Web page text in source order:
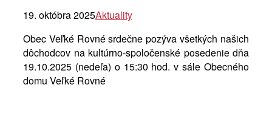
19. októbra 2025Aktuality
Obec Veľké Rovné srdečne pozýva všetkých našich
dôchodcov na kultúrno-spoločenské posedenie dňa
19.10.2025 (nedeľa) o 15:30 hod. v sále Obecného
domu Veľké Rovné